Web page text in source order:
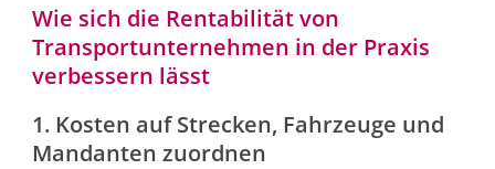
Wie sich die Rentabilität von
Transportunternehmen in der Praxis
verbessern lässt
1. Kosten auf Strecken, Fahrzeuge und
Mandanten zuordnen